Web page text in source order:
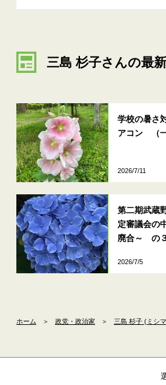
三島 杉子さんの最
学校の暑さ
アコン （一
2026/7/11
第二期武蔵
定審議会の
廃合～ の３
2026/7/5
ホーム ＞ 政党・政治家 ＞ 三島 杉子 (ミシ